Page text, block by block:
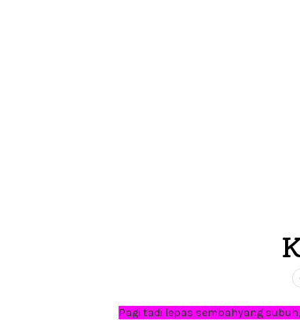
Pagi tadi lepas sembahyang